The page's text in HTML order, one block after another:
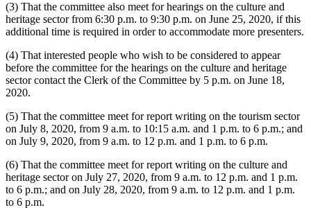
(3) That the committee also meet for hearings on the culture and
heritage sector from 6:30 p.m. to 9:30 p.m. on June 25, 2020, if this
additional time is required in order to accommodate more presenters.
(4) That interested people who wish to be considered to appear
before the committee for the hearings on the culture and heritage
sector contact the Clerk of the Committee by 5 p.m. on June 18,
2020.
(5) That the committee meet for report writing on the tourism sector
on July 8, 2020, from 9 a.m. to 10:15 a.m. and 1 p.m. to 6 p.m.; and
on July 9, 2020, from 9 a.m. to 12 p.m. and 1 p.m. to 6 p.m.
(6) That the committee meet for report writing on the culture and
heritage sector on July 27, 2020, from 9 a.m. to 12 p.m. and 1 p.m.
to 6 p.m.; and on July 28, 2020, from 9 a.m. to 12 p.m. and 1 p.m.
to 6 p.m.